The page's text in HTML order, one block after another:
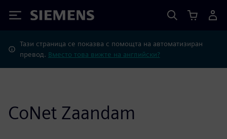
Siemens
Тази страница се показва с помощта на автоматизиран
превод. Вместо това вижте на английски?
CoNet Zaandam